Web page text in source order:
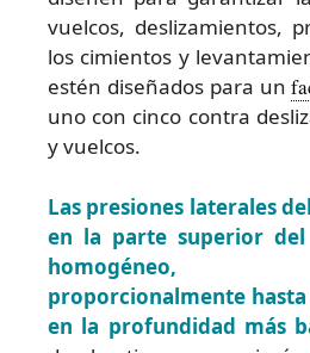
vuelcos, deslizamientos,
los cimientos y
estén diseñados para un
uno con cinco contra
y vuelcos.
Las presiones laterales
en la parte superior
homogéneo,
proporcionalmente
en la profundidad más